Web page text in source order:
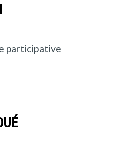
participative